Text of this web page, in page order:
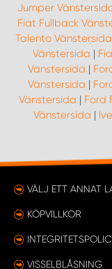
Jumper
Fiat Fullback
Talento Vänstersida
Vänstersida |
Vänstersida |
Vänstersida |
Vänstersida | Ford
Vänstersida |
VÄLJ ETT ANNAT
KÖPVILLKOR
VISSELBLÅSNING